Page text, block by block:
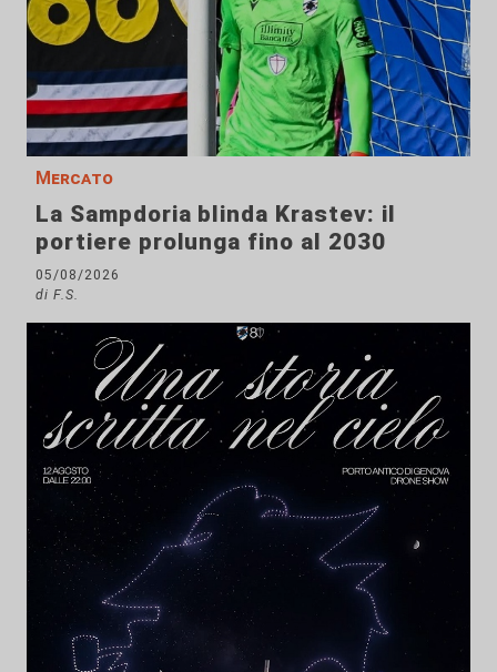
Mercato
La Sampdoria blinda Krastev: il
portiere prolunga fino al 2030
05/08/2026
di F.S.